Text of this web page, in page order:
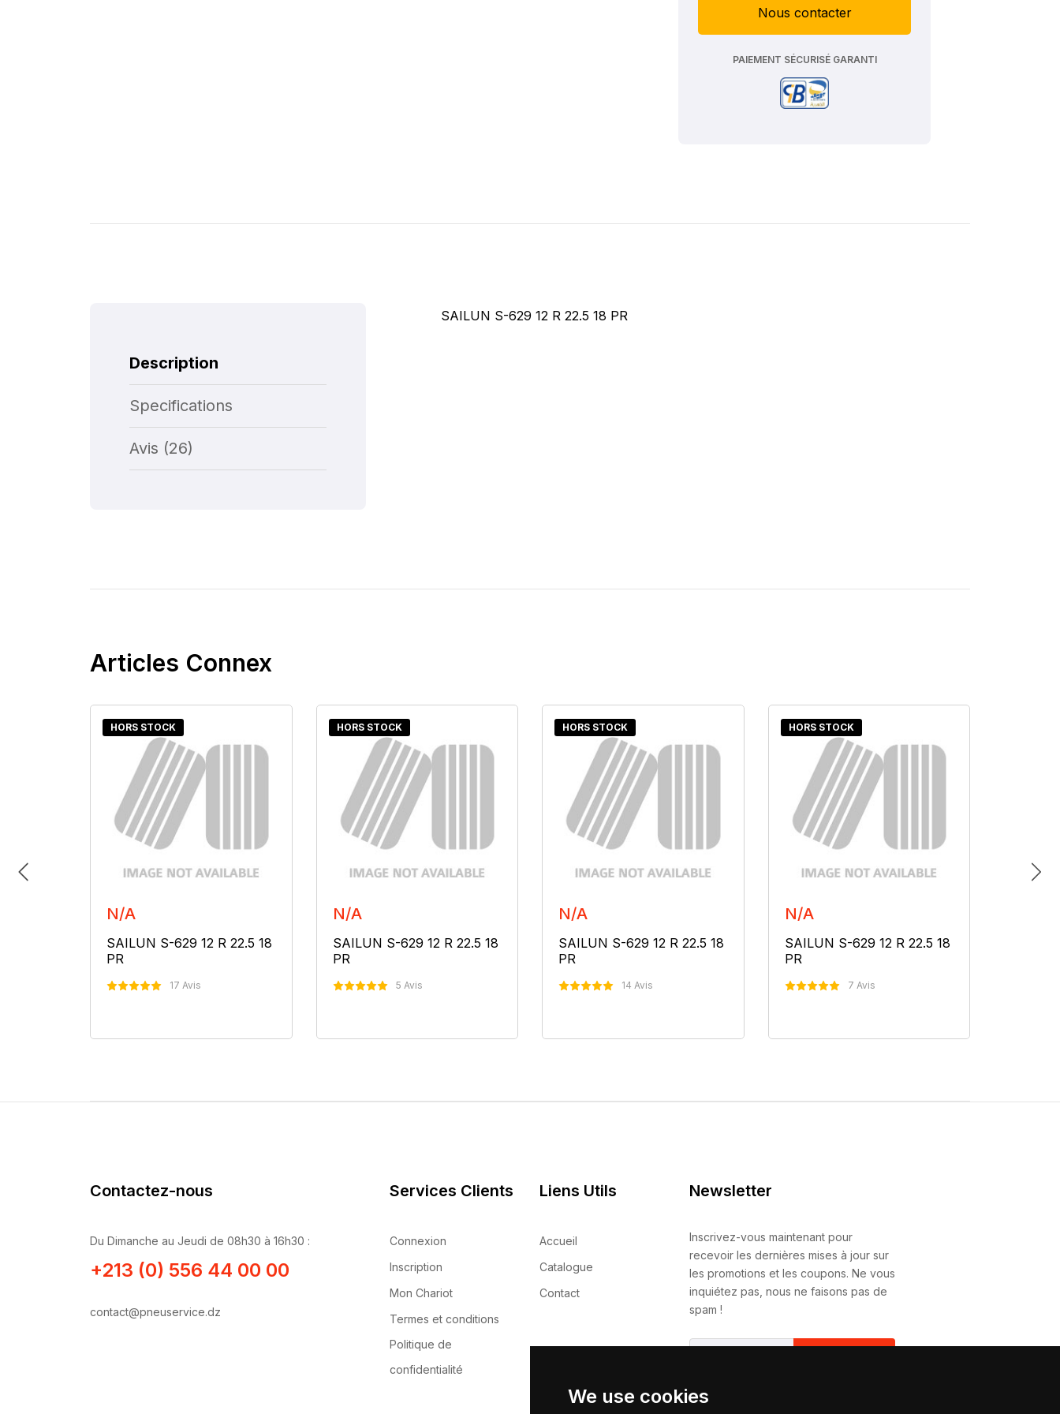
We use cookies
Nous contacter
PAIEMENT SÉCURISÉ GARANTI
Description
Specifications
Avis (26)
SAILUN S-629 12 R 22.5 18 PR
Articles Connex
HORS STOCK
N/A
SAILUN S-629 12 R 22.5 18
PR
17 Avis
HORS STOCK
N/A
SAILUN S-629 12 R 22.5 18
PR
5 Avis
HORS STOCK
N/A
SAILUN S-629 12 R 22.5 18
PR
14 Avis
HORS STOCK
N/A
SAILUN S-629 12 R 22.5 18
PR
7 Avis
Contactez-nous
Du Dimanche au Jeudi de 08h30 à 16h30 :
+213 (0) 556 44 00 00
contact@pneuservice.dz
Services Clients
Connexion
Inscription
Mon Chariot
Termes et conditions
Politique de
confidentialité
Liens Utils
Accueil
Catalogue
Contact
Newsletter
Inscrivez-vous maintenant pour
recevoir les dernières mises à jour sur
les promotions et les coupons. Ne vous
inquiétez pas, nous ne faisons pas de
spam !
En vous abonnant, vous acceptez